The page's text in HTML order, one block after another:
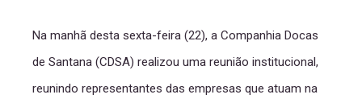
Na manhã desta sexta-feira (22), a Companhia Docas
de Santana (CDSA) realizou uma reunião institucional,
reunindo representantes das empresas que atuam na